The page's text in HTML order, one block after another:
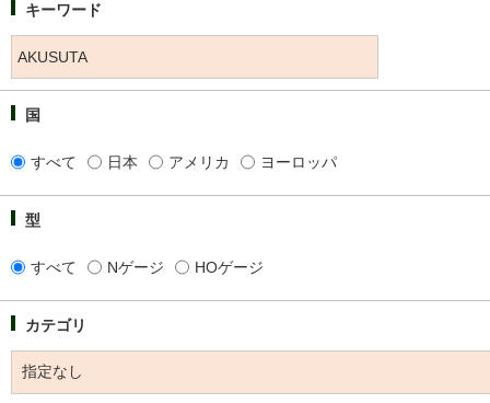
キーワード
国
すべて 日本 アメリカ ヨーロッパ
型
すべて Nゲージ HOゲージ
カテゴリ